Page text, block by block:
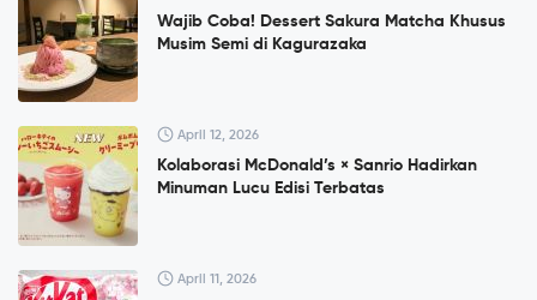
Wajib Coba! Dessert Sakura Matcha Khusus
Musim Semi di Kagurazaka
April 12, 2026
Kolaborasi McDonald’s × Sanrio Hadirkan
Minuman Lucu Edisi Terbatas
April 11, 2026